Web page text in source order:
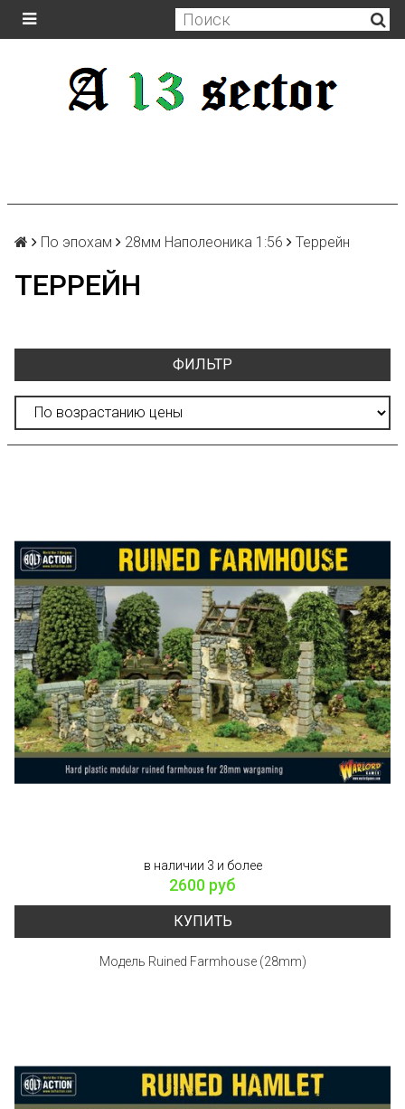
По эпохам 28мм Наполеоника 1:56 Террейн
ТЕРРЕЙН
ФИЛЬТР
в наличии 3 и более
2600 руб
КУПИТЬ
Модель Ruined Farmhouse (28mm)